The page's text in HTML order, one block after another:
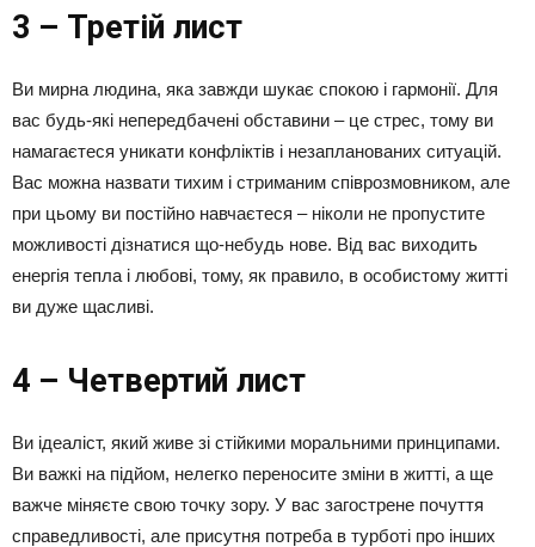
3 – Третій лист
Ви мирна людина, яка завжди шукає спокою і гармонії. Для
вас будь-які непередбачені обставини – це стрес, тому ви
намагаєтеся уникати конфліктів і незапланованих ситуацій.
Вас можна назвати тихим і стриманим співрозмовником, але
при цьому ви постійно навчаєтеся – ніколи не пропустите
можливості дізнатися що-небудь нове. Від вас виходить
енергія тепла і любові, тому, як правило, в особистому житті
ви дуже щасливі.
4 – Четвертий лист
Ви ідеаліст, який живе зі стійкими моральними принципами.
Ви важкі на підйом, нелегко переносите зміни в житті, а ще
важче міняєте свою точку зору. У вас загострене почуття
справедливості, але присутня потреба в турботі про інших